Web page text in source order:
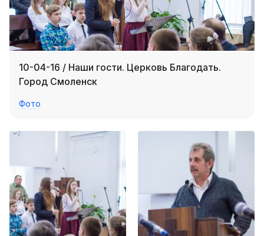
Проповеди
Пасторское наставление
Проповеди
Серии проповедей
Библия
Воскресная
школа
Фото Воскресной школы
10-04-16 / Наши гости. Церковь Благодать.
Город Смоленск
Фото